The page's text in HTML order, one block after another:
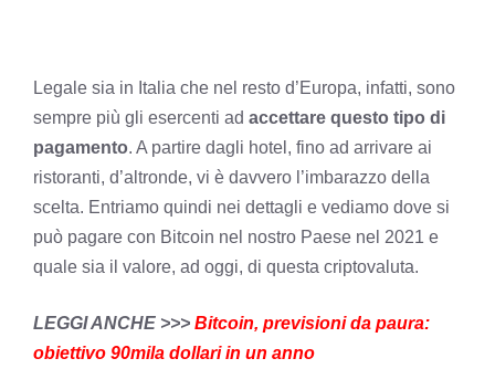
Legale sia in Italia che nel resto d’Europa, infatti, sono
sempre più gli esercenti ad accettare questo tipo di
pagamento. A partire dagli hotel, fino ad arrivare ai
ristoranti, d’altronde, vi è davvero l’imbarazzo della
scelta. Entriamo quindi nei dettagli e vediamo dove si
può pagare con Bitcoin nel nostro Paese nel 2021 e
quale sia il valore, ad oggi, di questa criptovaluta.
LEGGI ANCHE >>> Bitcoin, previsioni da paura:
obiettivo 90mila dollari in un anno